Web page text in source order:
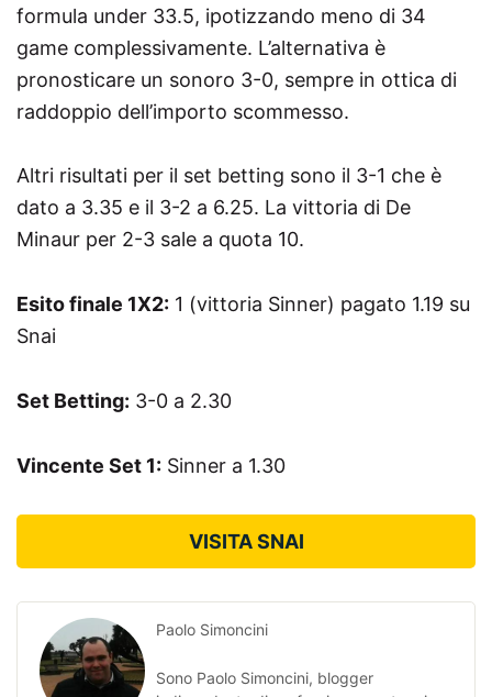
formula under 33.5, ipotizzando meno di 34
game complessivamente. L’alternativa è
pronosticare un sonoro 3-0, sempre in ottica di
raddoppio dell’importo scommesso.
Altri risultati per il set betting sono il 3-1 che è
dato a 3.35 e il 3-2 a 6.25. La vittoria di De
Minaur per 2-3 sale a quota 10.
Esito finale 1X2: 1 (vittoria Sinner) pagato 1.19 su
Snai
Set Betting: 3-0 a 2.30
Vincente Set 1: Sinner a 1.30
VISITA SNAI
Paolo Simoncini
Sono Paolo Simoncini, blogger